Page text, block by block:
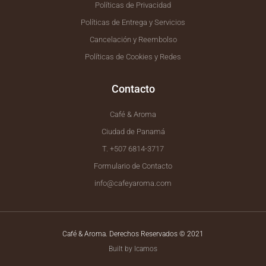
Políticas de Privacidad
Políticas de Entrega y Servicios
Cancelación y Reembolso
Políticas de Cookies y Redes
Contacto
Café & Aroma
Ciudad de Panamá
T. +507 6814-3717
Formulario de Contacto
info@cafeyaroma.com
Café & Aroma. Derechos Reservados © 2021
Built by Icamos